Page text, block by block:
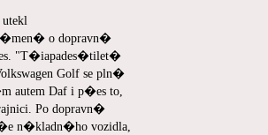
o dopravn�
"T�iapades�tilet�
Golf se pln�
autem Daf i p�es to,
Po dopravn�
n�kladn�ho vozidla,